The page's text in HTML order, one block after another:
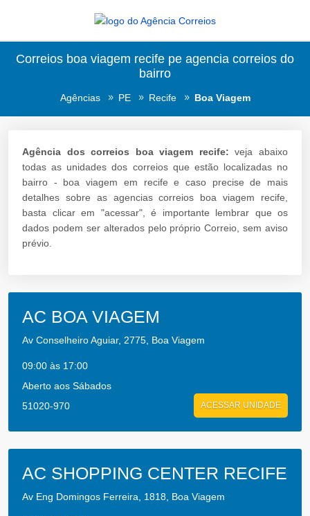
Correios boa viagem recife pe agencia correios do
bairro
Agências PE Recife Boa Viagem
Agência dos correios boa viagem recife: veja abaixo
todas as unidades dos correios que estão localizadas no
bairro - boa viagem em recife e caso precise de mais
detalhes sobre as agencias correios boa viagem recife,
basta clicar em "acessar", é importante lembrar que os
dados podem ser alterados pelo próprio Correio, sem aviso
prévio.
AC BOA VIAGEM
Av Conselheiro Aguiar, 2775, Boa Viagem
09:00 às 17:00
Aberto aos Sábados
51020-970
ACESSAR UNIDADE
AC SHOPPING CENTER RECIFE
Av Eng Domingos Ferreira, 1818, Boa Viagem